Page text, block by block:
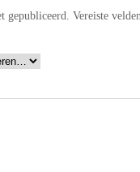
gepubliceerd. Vereiste